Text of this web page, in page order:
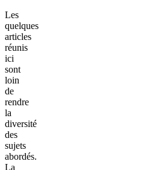
Les
quelques
articles
réunis
ici
sont
loin
de
rendre
la
diversité
des
sujets
abordés.
La